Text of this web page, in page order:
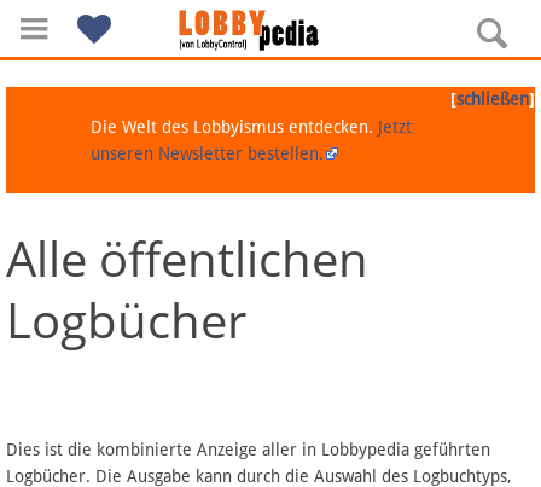
Navigation
Über Lobbypedia
Artikel nach Kategorien
[schließen]
Die Welt des Lobbyismus entdecken. Jetzt
unseren Newsletter bestellen.
Alle öffentlichen
Logbücher
Dies ist die kombinierte Anzeige aller in Lobbypedia geführten
Logbücher. Die Ausgabe kann durch die Auswahl des Logbuchtyps,